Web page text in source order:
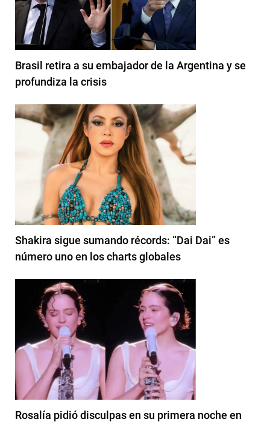
Brasil retira a su embajador de la Argentina y se
profundiza la crisis
Shakira sigue sumando récords: “Dai Dai” es
número uno en los charts globales
Rosalía pidió disculpas en su primera noche en